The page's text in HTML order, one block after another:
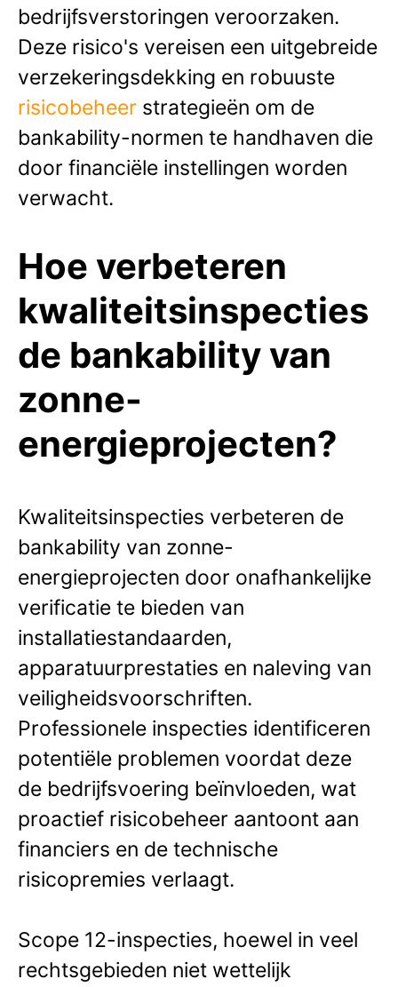
bedrijfsverstoringen veroorzaken.
Deze risico's vereisen een uitgebreide
verzekeringsdekking en robuuste
risicobeheer strategieën om de
bankability-normen te handhaven die
door financiële instellingen worden
verwacht.
Hoe verbeteren
kwaliteitsinspecties
de bankability van
zonne-
energieprojecten?
Kwaliteitsinspecties verbeteren de
bankability van zonne-
energieprojecten door onafhankelijke
verificatie te bieden van
installatiestandaarden,
apparatuurprestaties en naleving van
veiligheidsvoorschriften.
Professionele inspecties identificeren
potentiële problemen voordat deze
de bedrijfsvoering beïnvloeden, wat
proactief risicobeheer aantoont aan
financiers en de technische
risicopremies verlaagt.
Scope 12-inspecties, hoewel in veel
rechtsgebieden niet wettelijk